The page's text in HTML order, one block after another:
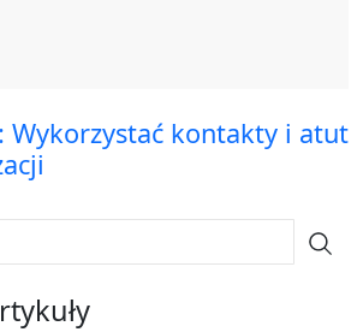
Wykorzystać kontakty i atut